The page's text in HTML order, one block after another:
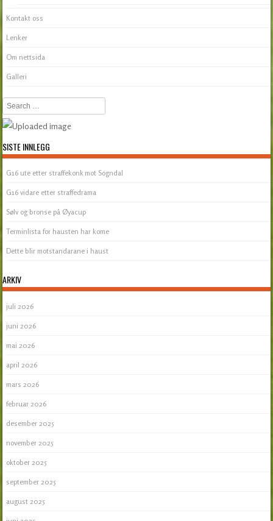
Kontakt oss
Lenker
Om nettsida
Galleri
Search
SISTE INNLEGG
G16 ute etter straffekonk mot Sogndal
G16 vidare etter straffedrama
Sølv og bronse på Øyacup
Terminlista for hausten har kome
Dette blir motstandarane i haust
ARKIV
juli 2026
juni 2026
mai 2026
april 2026
mars 2026
februar 2026
desember 2025
november 2025
oktober 2025
september 2025
august 2025